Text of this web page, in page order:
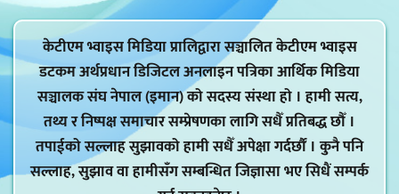
केटीएम भ्वाइस मिडिया प्रालिद्वारा सञ्चालित केटीएम भ्वाइस
डटकम अर्थप्रधान डिजिटल अनलाइन पत्रिका आर्थिक मिडिया
सञ्चालक संघ नेपाल (इमान) को सदस्य संस्था हो । हामी सत्य,
तथ्य र निष्पक्ष समाचार सम्प्रेषणका लागि सधैँ प्रतिबद्ध छौँ ।
तपाईको सल्लाह सुझावको हामी सधैँ अपेक्षा गर्दर्छौं । कुनै पनि
सल्लाह, सुझाव वा हामीसँग सम्बन्धित जिज्ञासा भए सिधैं सम्पर्क